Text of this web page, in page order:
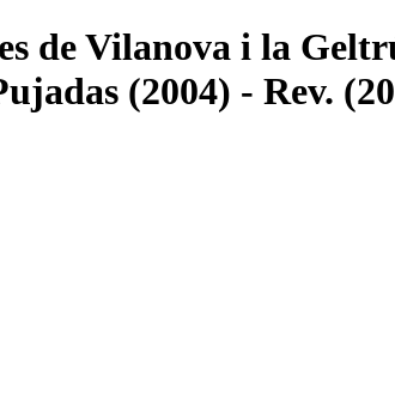
de Vilanova i la
(2004) - Rev.